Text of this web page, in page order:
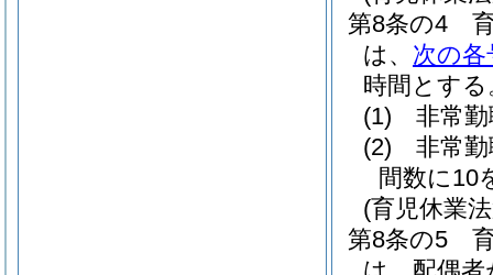
第8条の4
は、 次の各
時間とする
(1)
非常
(2)
非常
間数に10
(育児休業
第8条の5